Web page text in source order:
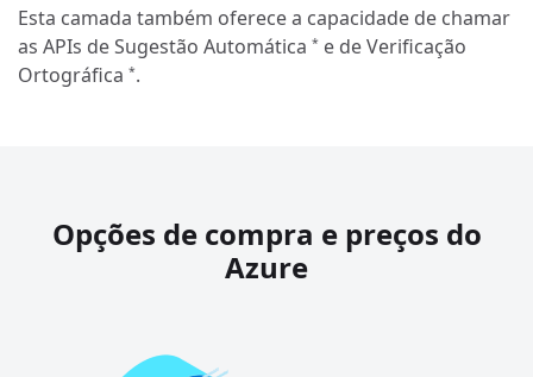
Esta camada também oferece a capacidade de chamar
as APIs de Sugestão Automática * e de Verificação
Ortográfica *.
Opções de compra e preços do
Azure